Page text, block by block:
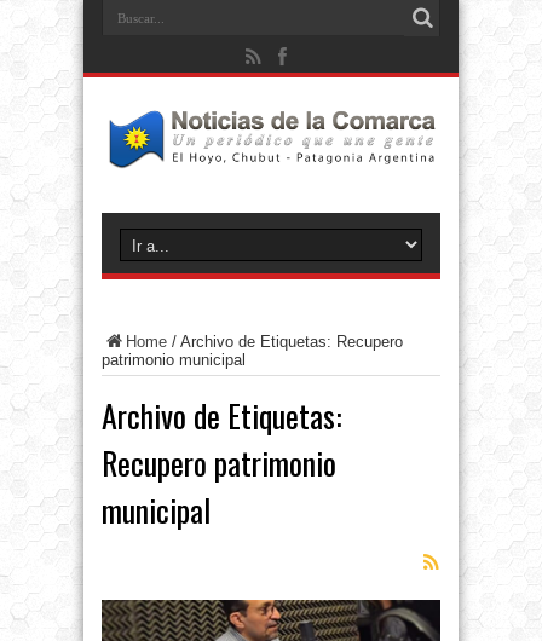
Home / Archivo de Etiquetas: Recupero
patrimonio municipal
Archivo de Etiquetas:
Recupero patrimonio
municipal